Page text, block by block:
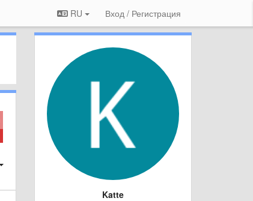
RU Вход / Регистрация
Katte